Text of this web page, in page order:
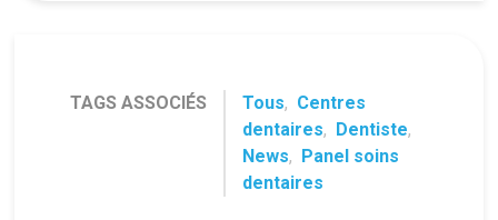
TAGS ASSOCIÉS Tous, Centres
dentaires, Dentiste,
News,
Panel soins
dentaires